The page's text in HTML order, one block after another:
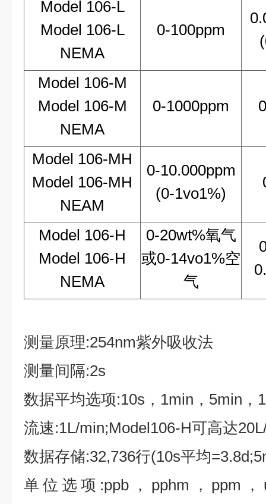
Model 106-L
Model 106-L
NEMA
0-100ppm
Model 106-M
Model 106-M
NEMA
0-1000ppm
Model 106-MH
Model 106-MH
NEAM
0-10.000ppm
(0-1vo1%)
Model 106-H
Model 106-H
NEMA
0-20wt%氧气
或0-14vo1%空
气
测量原理:254nm紫外吸收法
测量间隔:2s
数据平均选项:10s，1min，5min，
流速:1L/min;Model106-H可高达
数据存储:32,736行(10s平均
单位选项:ppb，pphm，ppm，